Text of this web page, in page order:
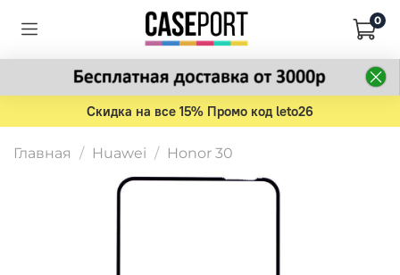
0
Скидка на все 15% Промо код leto26
Главная Huawei Honor 30